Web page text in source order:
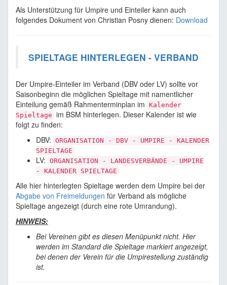
Als Unterstützung für Umpire und Einteiler kann auch
folgendes Dokument von Christian Posny dienen: Download
SPIELTAGE HINTERLEGEN - VERBAND
Der Umpire-Einteiler im Verband (DBV oder LV) sollte vor
Saisonbeginn die möglichen Spieltage mit namentlicher
Einteilung gemäß Rahmenterminplan im Kalender
Spieltage im BSM hinterlegen. Dieser Kalender ist wie
folgt zu finden:
DBV: ORGANISATION - DBV - UMPIRE - KALENDER
SPIELTAGE
LV: ORGANISATION - LANDESVERBÄNDE - UMPIRE
- KALENDER SPIELTAGE
Alle hier hinterlegten Spieltage werden dem Umpire bei der
Abgabe von Freimeldungen für Verband als mögliche
Spieltage angezeigt (durch eine rote Umrandung).
HINWEIS:
Bei Vereinen gibt es diesen Menüpunkt nicht. Hier
werden im Standard die Spieltage markiert angezeigt,
bei denen der Verein für die Umpirestellung zuständig
ist.